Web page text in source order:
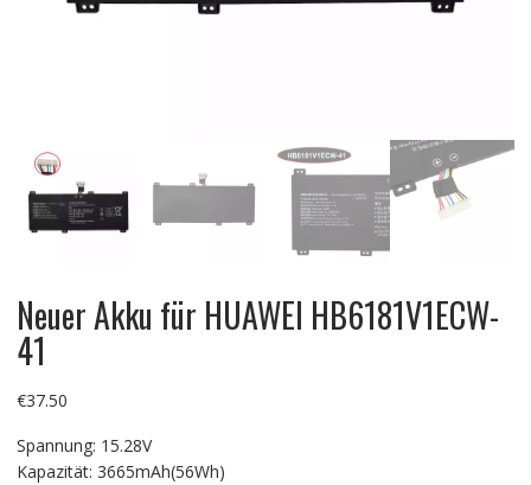
Neuer Akku für HUAWEI HB6181V1ECW-
41
€37.50
Spannung: 15.28V
Kapazität: 3665mAh(56Wh)